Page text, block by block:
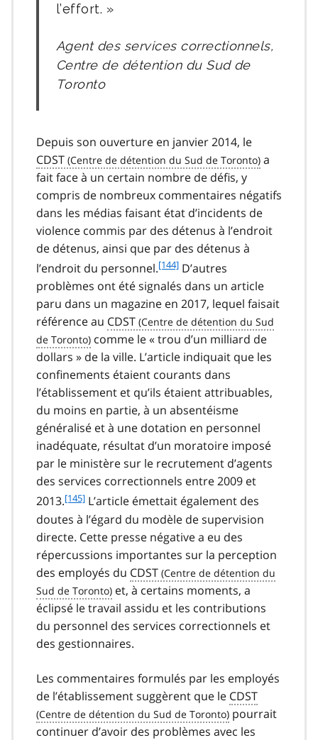
l’effort.
Agent des services correctionnels,
Centre de détention du Sud de
Toronto
Depuis son ouverture en janvier 2014, le
CDST
a
fait face à un certain nombre de défis, y
compris de nombreux commentaires négatifs
dans les médias faisant état d’incidents de
violence commis par des détenus à l’endroit
de détenus, ainsi que par des détenus à
l’endroit du personnel.f
o
t
n
o
t
1
4
4
[144] D’autres
problèmes ont été signalés dans un article
paru dans un magazine en 2017, lequel faisait
référence au CDST
comme le « trou d’un milliard de
dollars » de la ville. L’article indiquait que les
confinements étaient courants dans
l’établissement et qu’ils étaient attribuables,
du moins en partie, à un absentéisme
généralisé et à une dotation en personnel
inadéquate, résultat d’un moratoire imposé
par le ministère sur le recrutement d’agents
des services correctionnels entre 2009 et
2013.f
o
t
n
o
t
e
1
4
5
[145] L’article émettait également des
doutes à l’égard du modèle de supervision
directe. Cette presse négative a eu des
répercussions importantes sur la perception
des employés du CDST
et, à certains moments, a
éclipsé le travail assidu et les contributions
du personnel des services correctionnels et
des gestionnaires.
Les commentaires formulés par les employés
de l’établissement suggèrent que le CDST
pourrait
continuer d’avoir des problèmes avec les